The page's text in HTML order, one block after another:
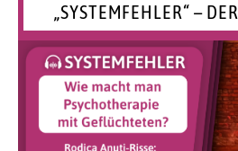
„SYSTEMFEHLER“ –